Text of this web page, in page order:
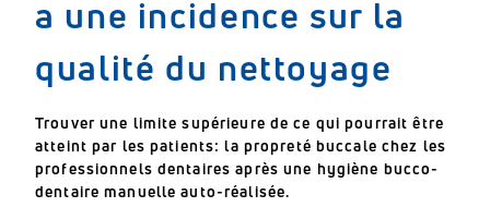
a une incidence sur la
qualité du nettoyage
Trouver une limite supérieure de ce qui pourrait être
atteint par les patients: la propreté buccale chez les
professionnels dentaires après une hygiène bucco-
dentaire manuelle auto-réalisée.